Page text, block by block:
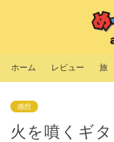
ホーム レビュー 旅
感想
火を噴くギ